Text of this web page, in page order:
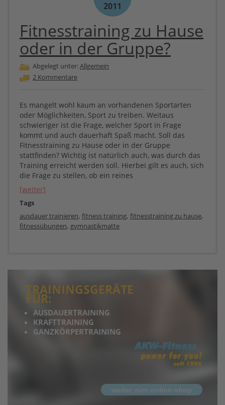
2011
Fitnesstraining zu Hause
oder in der Gruppe?
Abgelegt unter:Allgemein
2 Kommentare
Es mangelt wohl kaum an vorhandenen Sportarten
oder Möglichkeiten, Sport zu treiben. Weitaus
schwieriger ist die Frage, welcher Sport in Frage
kommt und auch dauerhaft Spaß macht. Soll das
Fitnesstraining zu Hause oder in der Gruppe
stattfinden? Wichtig ist natürlich auch, was durch das
Training erreicht werden soll. Hierbei gilt es auch, sich
die Frage zu stellen, ob ein reines
[weiter]
Tags
ausdauer trainieren, fitness training, fitnesstraining zu hause,
fitnessübungen, gymnastikmatte
TRAININGSGERÄTE
FÜR:
AUSDAUERTRAINING
KRAFTTRAINING
GANZKÖRPERTRAINING
weiter zum online-shop